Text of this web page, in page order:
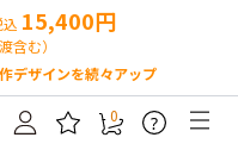
15,400円
含む）
デザインを続々アップ
0 ?